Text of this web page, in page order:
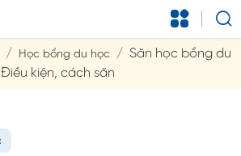
Học bổng du học
Săn học bổng du
kiện, cách săn